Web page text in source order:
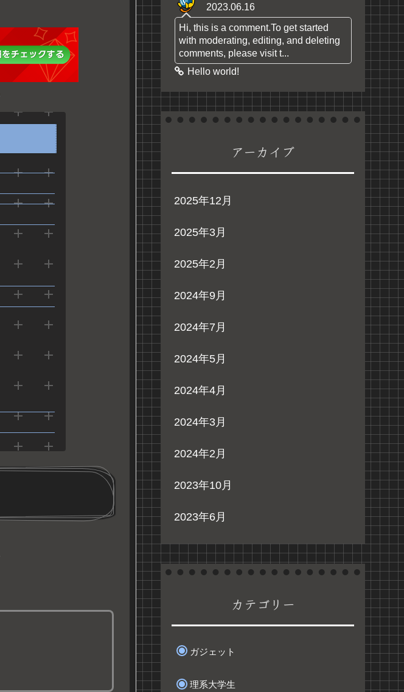
2023.06.16
Hi, this is a comment.To get started
with moderating, editing, and deleting
comments, please visit t...
Hello world!
アーカイブ
2025年12月
2025年3月
2025年2月
2024年9月
2024年7月
2024年5月
2024年4月
2024年3月
2024年2月
2023年10月
2023年6月
カテゴリー
ガジェット
理系大学生